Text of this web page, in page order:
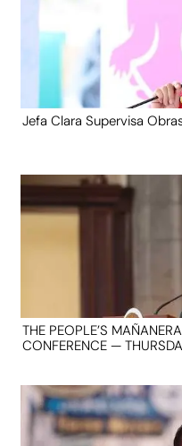
Jefa Clara Supervisa
THE PEOPLE’S
CONFERENCE —